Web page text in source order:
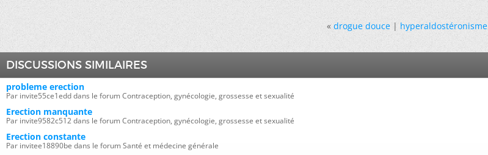
« drogue douce|hyperaldostéronisme
DISCUSSIONS SIMILAIRES
probleme erection
Par invite55ce1edd dans le forum Contraception, gynécologie, grossesse et sexualité
Erection manquante
Par invite9582c512 dans le forum Contraception, gynécologie, grossesse et sexualité
Erection constante
Par invitee18890be dans le forum Santé et médecine générale